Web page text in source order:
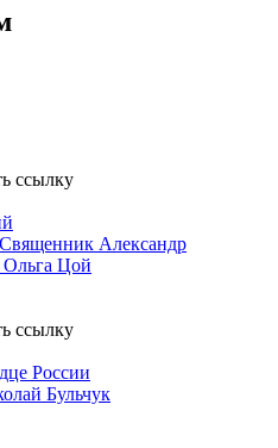
Александр
Ольга Цой
России
Бульчук